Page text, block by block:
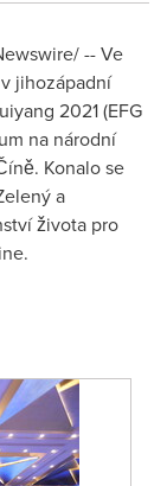
-- Ve
jihozápadní
2021 (EFG
na národní
Konalo se
a
života pro